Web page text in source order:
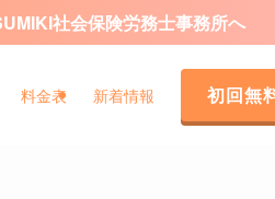
社会保険労務士事務所へ
料金表 新着情報 初回無